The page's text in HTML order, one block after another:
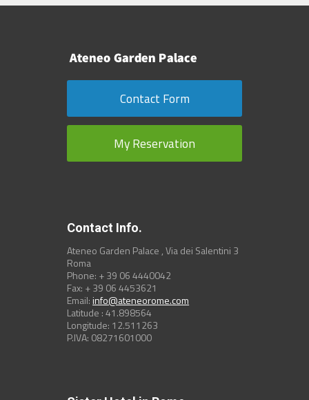
Contact Form
My Reservation
Contact Info.
Ateneo Garden Palace , Via dei Salentini 3
Roma
Phone: + 39 06 4440042
Fax: + 39 06 4453621
Email:info@ateneorome.com
Latitude : 41.898564
Longitude: 12.511263
P.IVA: 08271601000